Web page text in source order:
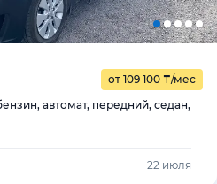
от 109 100 ₸/мес
автомат, передний, седан,
22 июля